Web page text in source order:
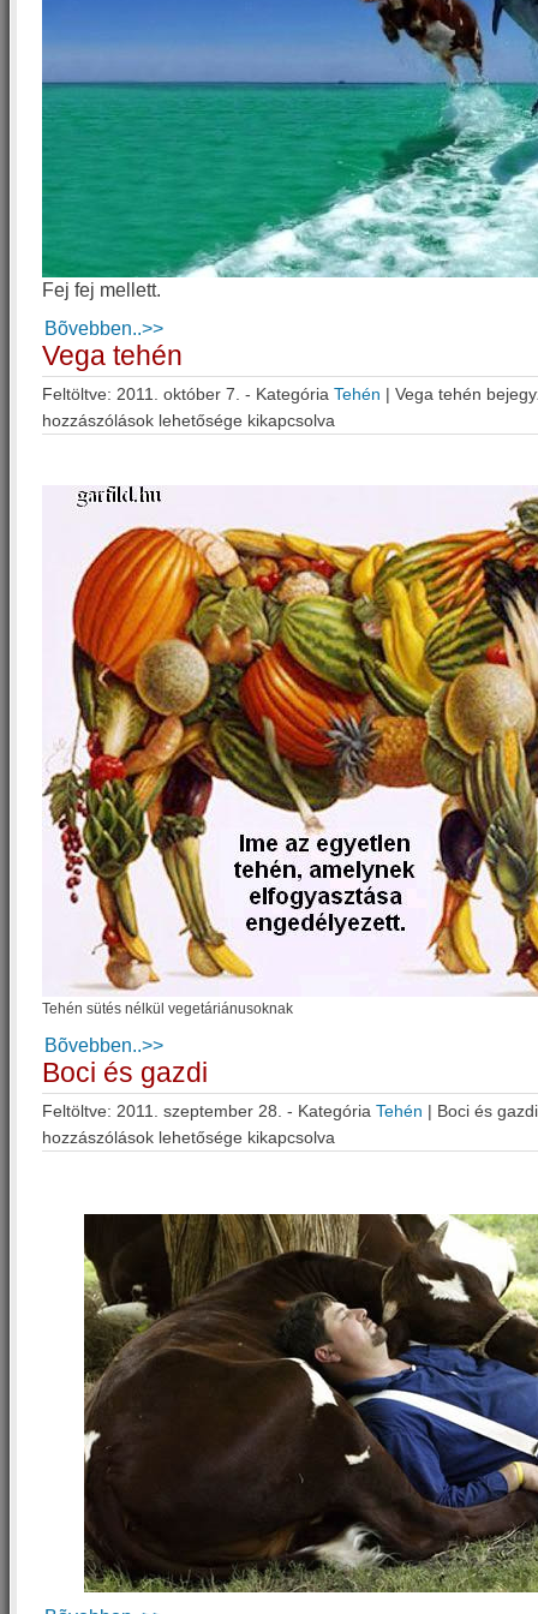
Fej fej mellett.
Bõvebben..>>
Vega tehén
Feltöltve: 2011. október 7. - Kategória Tehén | Vega tehén
hozzászólások lehetősége kikapcsolva
Tehén sütés nélkül vegetáriánusoknak
Bõvebben..>>
Boci és gazdi
Feltöltve: 2011. szeptember 28. - Kategória Tehén | Boci és
hozzászólások lehetősége kikapcsolva